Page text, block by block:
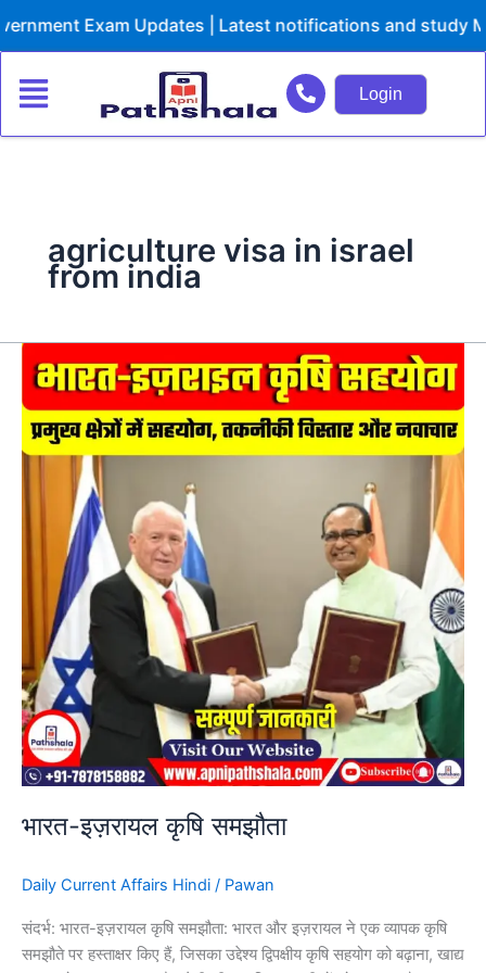
to
Exam Updates | Latest notifications and study
Login
agriculture visa in israel
from india
भारत-इज़रायल कृषि समझौता
Daily Current Affairs Hindi / Pawan
संदर्भ: भारत-इज़रायल कृषि समझौता: भारत और इज़रायल ने एक व्यापक कृषि
समझौते पर हस्ताक्षर किए हैं, जिसका उद्देश्य द्विपक्षीय कृषि सहयोग को बढ़ाना, खाद्य
इज़रायल
कृषि
समझौता